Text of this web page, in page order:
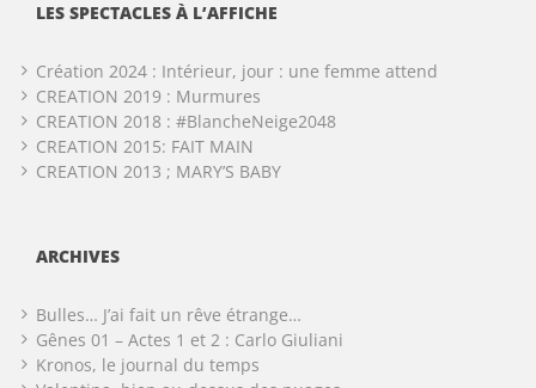
LES SPECTACLES À L’AFFICHE
Création 2024 : Intérieur, jour : une femme attend
CREATION 2019 : Murmures
CREATION 2018 : #BlancheNeige2048
CREATION 2015: FAIT MAIN
CREATION 2013 ; MARY’S BABY
ARCHIVES
Bulles… J’ai fait un rêve étrange…
Gênes 01 – Actes 1 et 2 : Carlo Giuliani
Kronos, le journal du temps